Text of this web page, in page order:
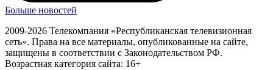
Больше новостей
2009-2026 Телекомпания «Республиканская телевизионная
сеть». Права на все материалы, опубликованные на сайте,
защищены в соответствии с Законодательством РФ.
Возрастная категория сайта: 16+